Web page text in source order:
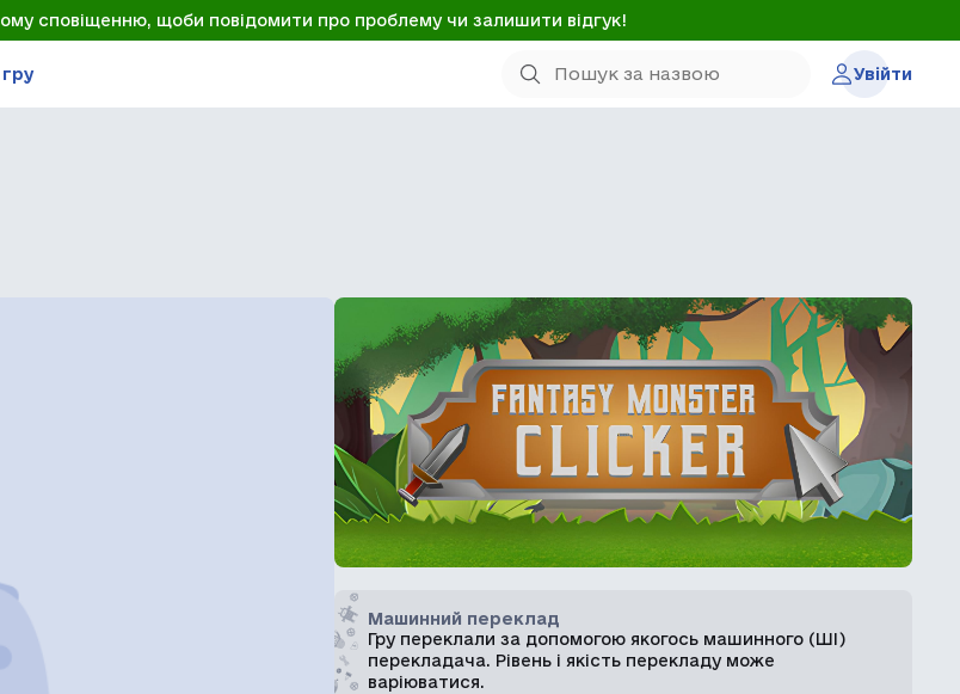
сповіщенню, щоби повідомити про проблему чи залишити відгук!
Увійти
Машинний переклад
Гру переклали за допомогою якогось машинного (ШІ)
перекладача. Рівень і якість перекладу може
варіюватися.